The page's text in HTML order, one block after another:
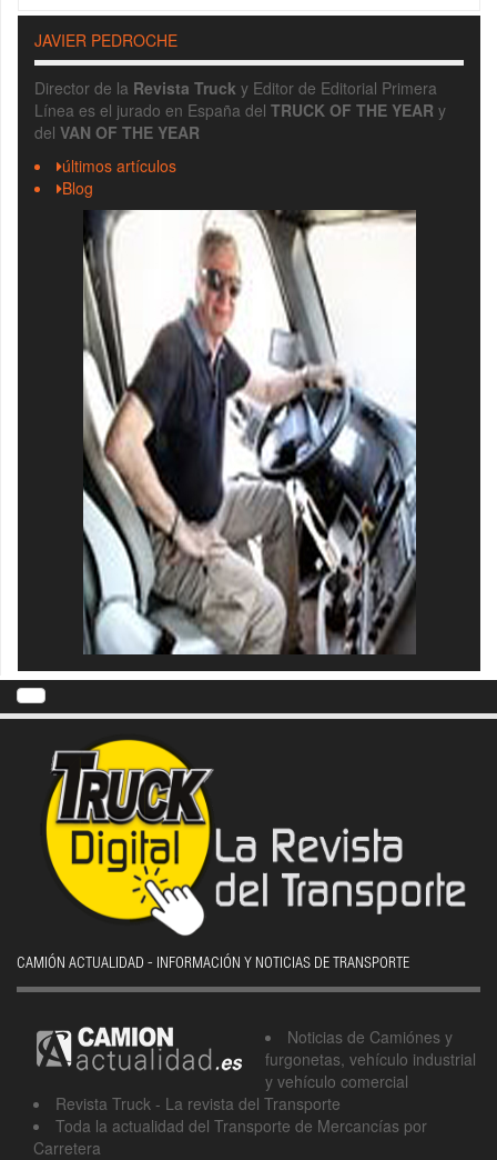
JAVIER PEDROCHE
Director de la Revista Truck y Editor de Editorial Primera
Línea es el jurado en España del TRUCK OF THE YEAR y
del VAN OF THE YEAR
últimos artículos
Blog
CAMIÓN ACTUALIDAD - INFORMACIÓN Y NOTICIAS DE TRANSPORTE
Noticias de Camiónes y
furgonetas, vehículo industrial
y vehículo comercial
Revista Truck - La revista del Transporte
Toda la actualidad del Transporte de Mercancías por
Carretera